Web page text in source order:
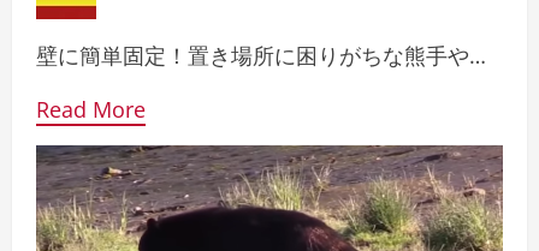
壁に簡単固定！置き場所に困りがちな熊手や…
Read More